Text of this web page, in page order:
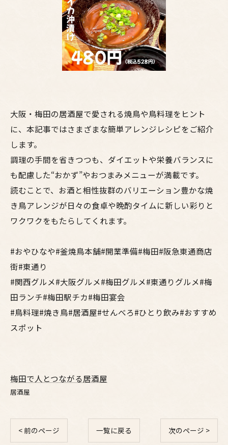
大阪・梅田の居酒屋で愛される焼鳥や鳥料理をヒント
に、本記事ではさまざまな簡単アレンジレシピをご紹介
します。
調理の手間を省きつつも、ダイエットや栄養バランスに
も配慮した“おかず”やおつまみメニューが満載です。
読むことで、お酒と相性抜群のバリエーション豊かな焼
き鳥アレンジが日々の食卓や晩酌タイムに新しい彩りと
ワクワクをもたらしてくれます。
#おやひなや#釜焼鳥本舗#開業準備#梅田#阪急東通商店
街#東通り
#関西グルメ#大阪グルメ#梅田グルメ#東通りグルメ#梅
田ランチ#梅田駅チカ#梅田宴会
#鳥料理#焼き鳥#居酒屋#せんべろ#ひとり飲み#おすすめ
スポット
梅田で人とつながる居酒屋
居酒屋
< 前のページ 一覧に戻る 次のページ >